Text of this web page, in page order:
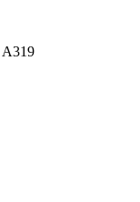
A319